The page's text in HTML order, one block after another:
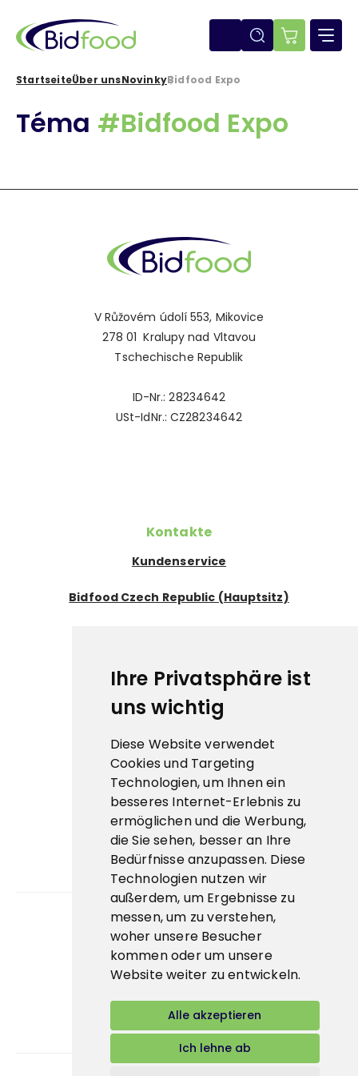
Ihre Privatsphäre ist
uns wichtig
Diese Website verwendet
Cookies und Targeting
Technologien, um Ihnen ein
besseres Internet-Erlebnis zu
ermöglichen und die Werbung,
die Sie sehen, besser an Ihre
Bedürfnisse anzupassen. Diese
Technologien nutzen wir
außerdem, um Ergebnisse zu
messen, um zu verstehen,
woher unsere Besucher
kommen oder um unsere
Website weiter zu entwickeln.
Alle akzeptieren
Ich lehne ab
zum
Inhalt
E-
StartseiteÜber unsNovinkyBidfood Expo
Téma #Bidfood Expo
V Růžovém údolí 553, Mikovice
278 01 Kralupy nad Vltavou
Tschechische Republik
ID-Nr.: 28234642
USt-IdNr.: CZ28234642
Kontakte
Kundenservice
Bidfood Czech Republic (Hauptsitz)
Datenschutz
ESG
Zertifikate
Wichtige Links
Bidcorp Group ↗
Prima Eis↗
App
E-shop